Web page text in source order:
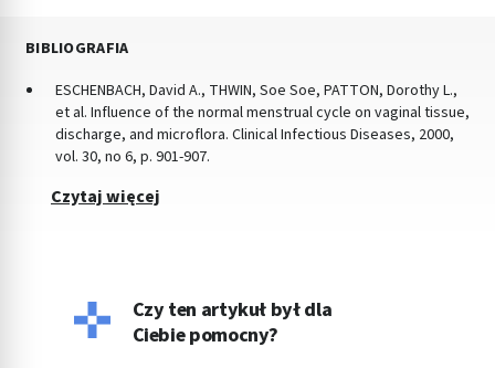
BIBLIOGRAFIA
ESCHENBACH, David A., THWIN, Soe Soe, PATTON, Dorothy L.,
et al. Influence of the normal menstrual cycle on vaginal tissue,
discharge, and microflora. Clinical Infectious Diseases, 2000,
vol. 30, no 6, p. 901-907.
Czytaj więcej
Czy ten artykuł był dla
Ciebie pomocny?